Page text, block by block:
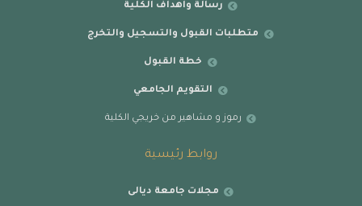
رسالة واهداف الكلية
متطلبات القبول والتسجيل والتخرج
خطة القبول
التقويم الجامعي
رموز و مشاهير من خريجي الكلية
روابط رئيسية
مجلات جامعة ديالى